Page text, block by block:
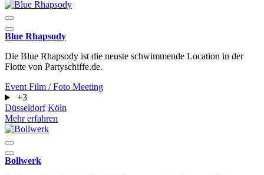
Blue Rhapsody
Die Blue Rhapsody ist die neuste schwimmende Location in der
Flotte von Partyschiffe.de.
Event Film / Foto Meeting
+3
Düsseldorf Köln
Mehr erfahren
Bollwerk